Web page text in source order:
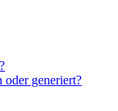
generiert?